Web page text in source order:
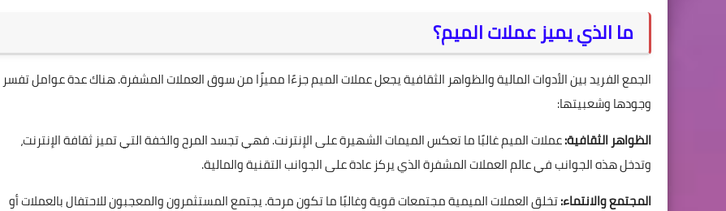
ما الذي يميز عملات الميم؟
الجمع الفريد بين الأدوات المالية والظواهر الثقافية يجعل عملات الميم جزءًا مميزًا من سوق العملات المشفرة. هناك عدة عوامل تفسر
وجودها وشعبيتها:
الظواهر الثقافية:عملات الميم غالبًا ما تعكس الميمات الشهيرة على الإنترنت. فهي تجسد المرح والخفة التي تميز ثقافة الإنترنت،
وتدخل هذه الجوانب في عالم العملات المشفرة الذي يركز عادة على الجوانب التقنية والمالية.
المجتمع والانتماء:تخلق العملات الميمية مجتمعات قوية وغالبًا ما تكون مرحة. يجتمع المستثمرون والمعجبون للاحتفال بالعملات أو